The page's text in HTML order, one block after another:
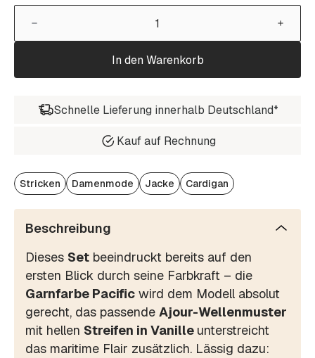
In den Warenkorb
Schnelle Lieferung innerhalb Deutschland*
Kauf auf Rechnung
Stricken Damenmode Jacke Cardigan
Beschreibung
Dieses Set beeindruckt bereits auf den
ersten Blick durch seine Farbkraft – die
Garnfarbe Pacific wird dem Modell absolut
gerecht, das passende Ajour-Wellenmuster
mit hellen Streifen in Vanille unterstreicht
das maritime Flair zusätzlich. Lässig dazu: